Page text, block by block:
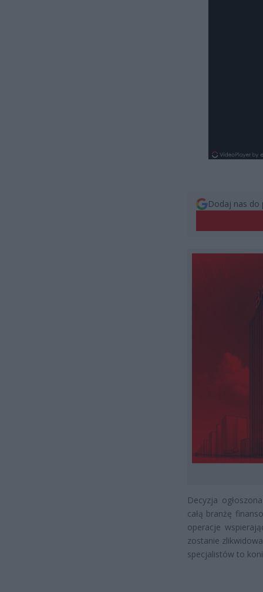
Dodaj nas do
Decyzja
całą branżę
operacje
zostanie
specjalistów to